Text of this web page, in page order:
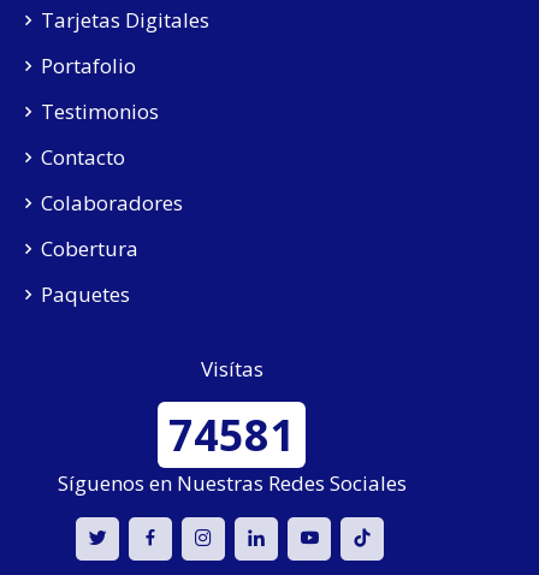
Tarjetas Digitales
Portafolio
Testimonios
Contacto
Colaboradores
Cobertura
Paquetes
Visítas
74581
Síguenos en Nuestras Redes Sociales